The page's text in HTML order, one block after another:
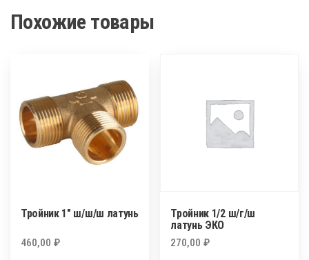
гПохожие товары
Тройник 1″ ш/ш/ш латунь
460,00 ₽
Тройник 1/2 ш/г/ш
латунь ЭКО
270,00₽